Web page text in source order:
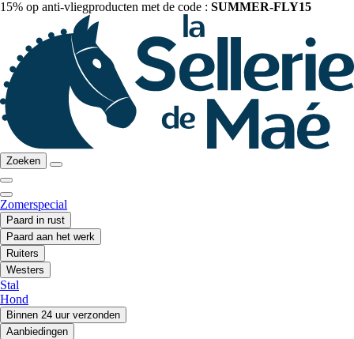
15% op anti-vliegproducten met de code : SUMMER-FLY15
Zoeken
Zomerspecial
Paard in rust
Paard aan het werk
Ruiters
Westers
Stal
Hond
Binnen 24 uur verzonden
Aanbiedingen